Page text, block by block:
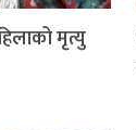
मृत्यु